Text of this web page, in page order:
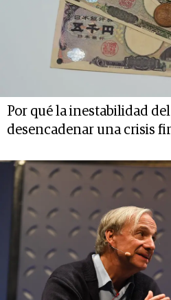
Por qué la inestabilidad
desencadenar una crisis